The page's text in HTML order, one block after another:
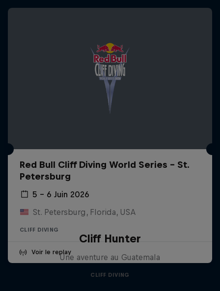
Red Bull Cliff Diving World Series - St.
Petersburg
5 – 6 Juin 2026
St. Petersburg, Florida, USA
CLIFF DIVING
Voir le replay
Cliff Hunter
Une aventure au Guatemala
CLIFF DIVING